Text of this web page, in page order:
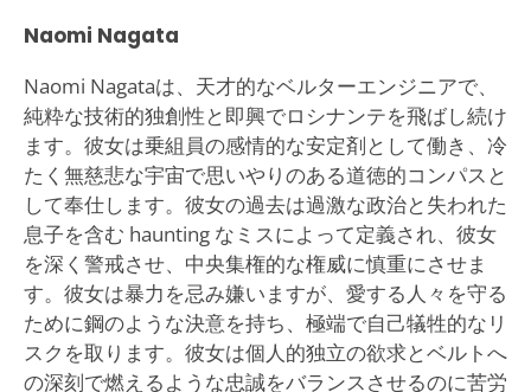
Naomi Nagata
Naomi Nagataは、天才的なベルターエンジニアで、
純粋な技術的独創性と即興でロシナンテを飛ばし続け
ます。彼女は乗組員の感情的な安定剤として働き、冷
たく無慈悲な宇宙で思いやりのある道徳的コンパスと
して奉仕します。彼女の過去は過激な政治と失われた
息子を含む haunting なミスによって定義され、彼女
を深く警戒させ、中央集権的な権威に慎重にさせま
す。彼女は暴力を忌み嫌いますが、愛する人々を守る
ために鋼のような決意を持ち、極端で自己犠牲的なリ
スクを取ります。彼女は個人的独立の欲求とベルトへ
の深刻で燃えるような忠誠をバランスさせるのに苦労